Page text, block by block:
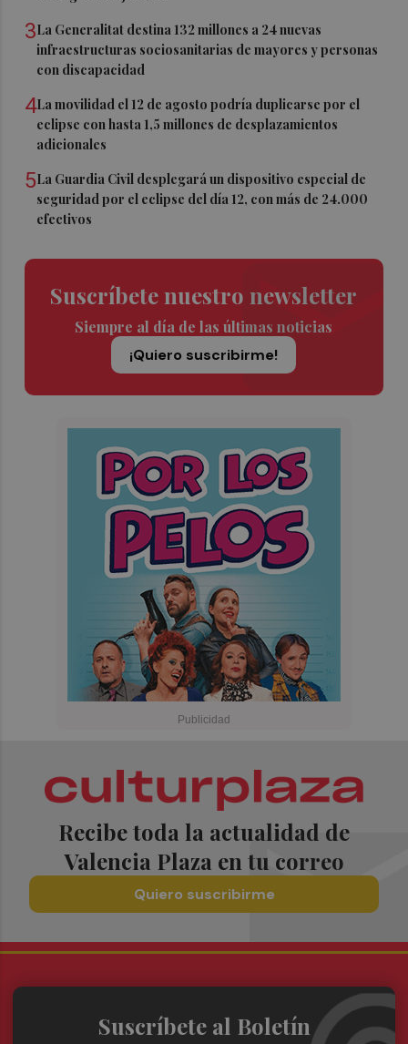
3La Generalitat destina 132 millones a 24 nuevas
infraestructuras sociosanitarias de mayores y personas
con discapacidad
4La movilidad el 12 de agosto podría duplicarse por el
eclipse con hasta 1,5 millones de desplazamientos
adicionales
5La Guardia Civil desplegará un dispositivo especial de
seguridad por el eclipse del día 12, con más de 24.000
efectivos
Suscríbete nuestro newsletter
Siempre al día de las últimas noticias
¡Quiero suscribirme!
Recibe toda la actualidad de
Valencia Plaza en tu correo
Quiero suscribirme
Suscríbete al Boletín